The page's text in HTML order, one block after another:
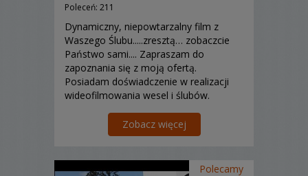
Poleceń: 211
Dynamiczny, niepowtarzalny film z
Waszego Ślubu.....zresztą… zobaczcie
Państwo sami.... Zapraszam do
zapoznania się z moją ofertą.
Posiadam doświadczenie w realizacji
wideofilmowania wesel i ślubów.
indywidualnie!Zobacz więcej
Polecamy